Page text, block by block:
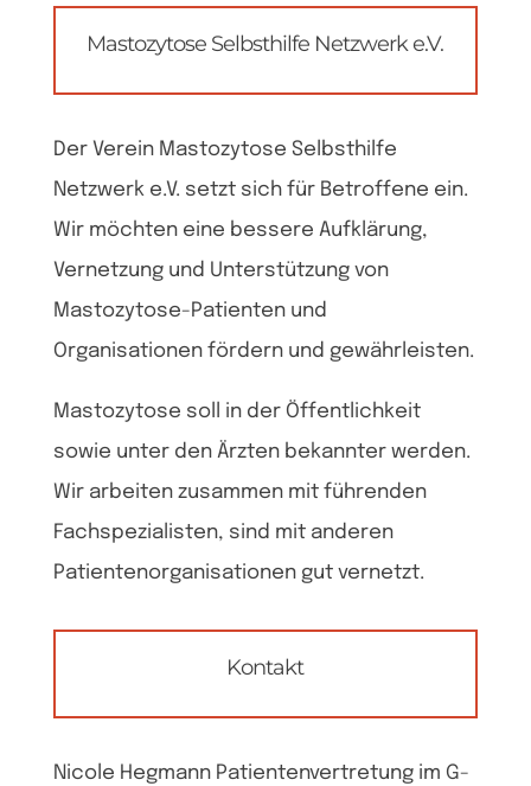
Mastozytose Selbsthilfe Netzwerk e.V.
Der Verein Mastozytose Selbsthilfe
Netzwerk e.V. setzt sich für Betroffene ein.
Wir möchten eine bessere Aufklärung,
Vernetzung und Unterstützung von
Mastozytose-Patienten und
Organisationen fördern und gewährleisten.
Mastozytose soll in der Öffentlichkeit
sowie unter den Ärzten bekannter werden.
Wir arbeiten zusammen mit führenden
Fachspezialisten, sind mit anderen
Patientenorganisationen gut vernetzt.
Kontakt
Nicole Hegmann Patientenvertretung im G-